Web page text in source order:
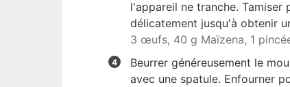
l'appareil ne tranche. Tamiser
délicatement jusqu'à obtenir
3 œufs, 40 g Maïzena, 1
Beurrer généreusement le
avec une spatule. Enfourner